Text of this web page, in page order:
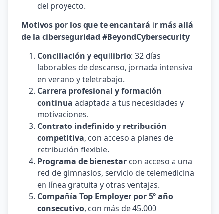
del proyecto.
Motivos por los que te encantará ir más allá
de la ciberseguridad #BeyondCybersecurity
Conciliación y equilibrio: 32 días
laborables de descanso, jornada intensiva
en verano y teletrabajo.
Carrera profesional y formación
continua adaptada a tus necesidades y
motivaciones.
Contrato indefinido y retribución
competitiva, con acceso a planes de
retribución flexible.
Programa de bienestar con acceso a una
red de gimnasios, servicio de telemedicina
en línea gratuita y otras ventajas.
Compañía Top Employer por 5º año
consecutivo, con más de 45.000